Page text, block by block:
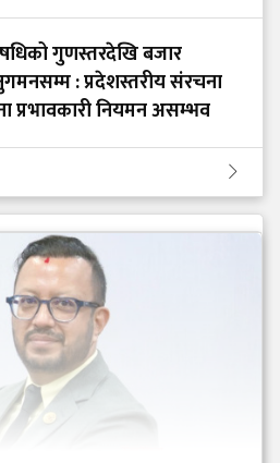
गुणस्तरदेखि बजार
: प्रदेशस्तरीय संरचना
प्रभावकारी नियमन असम्भव